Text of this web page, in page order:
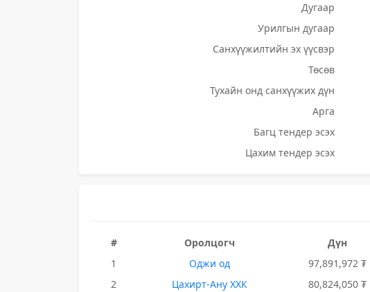
Дугаар
Урилгын дугаар
Санхүүжилтийн эх үүсвэр
Төсөв
Тухайн онд санхүүжих дүн
Арга
Багц тендер эсэх
Цахим тендер эсэх
# Оролцогч Дүн
1
Оджи од 97,891,972 ₮
2
Цахирт-Ану ХХК 80,824,050 ₮